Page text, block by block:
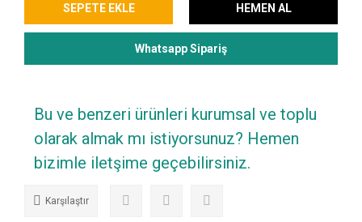
SEPETE EKLE HEMEN AL
Whatsapp Sipariş
Bu ve benzeri ürünleri kurumsal ve toplu
olarak almak mı istiyorsunuz? Hemen
bizimle iletşime geçebilirsiniz.
Karşılaştır